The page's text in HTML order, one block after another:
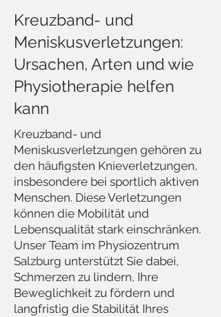
Kreuzband- und
Meniskusverletzungen:
Ursachen, Arten und wie
Physiotherapie helfen
kann
Kreuzband- und
Meniskusverletzungen gehören zu
den häufigsten Knieverletzungen,
insbesondere bei sportlich aktiven
Menschen. Diese Verletzungen
können die Mobilität und
Lebensqualität stark einschränken.
Unser Team im Physiozentrum
Salzburg unterstützt Sie dabei,
Schmerzen zu lindern, Ihre
Beweglichkeit zu fördern und
langfristig die Stabilität Ihres